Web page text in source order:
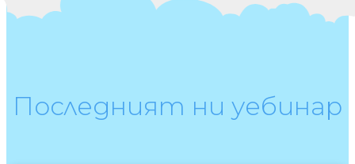
Последният ни уебинар